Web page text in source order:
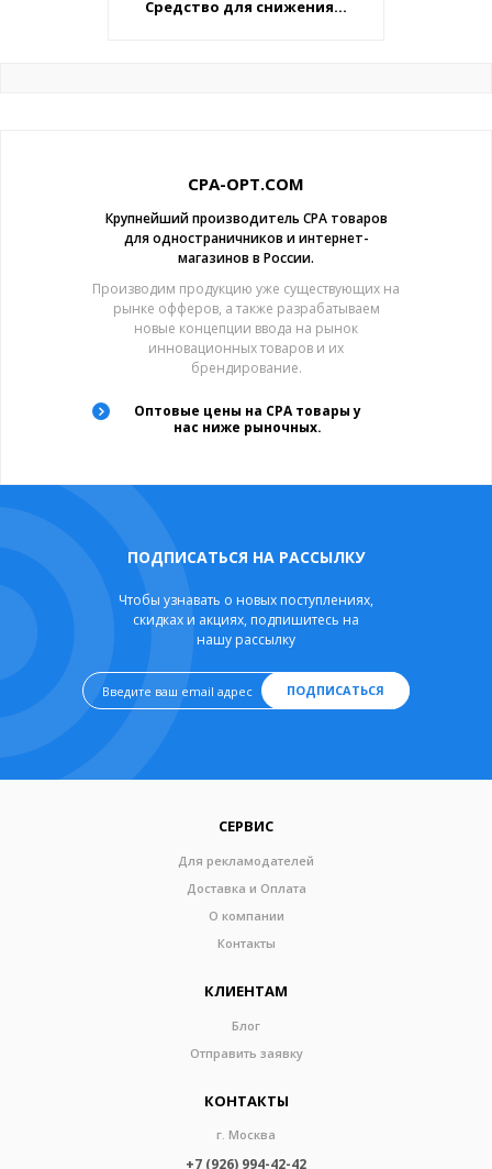
Средство для снижения...
CPA-OPT.COM
Крупнейший производитель CPA товаров
для одностраничников и интернет-
магазинов в России.
Производим продукцию уже существующих на
рынке офферов, а также разрабатываем
новые концепции ввода на рынок
инновационных товаров и их
брендирование.
Оптовые цены на CPA товары у
нас ниже рыночных.
ПОДПИСАТЬСЯ НА РАССЫЛКУ
Чтобы узнавать о новых поступлениях,
скидках и акциях, подпишитесь на
нашу рассылку
ПОДПИСАТЬСЯ
СЕРВИС
Для рекламодателей
Доставка и Оплата
О компании
Контакты
КЛИЕНТАМ
Блог
Отправить заявку
КОНТАКТЫ
г. Москва
+7 (926) 994-42-42